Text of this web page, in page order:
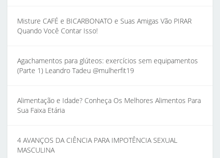
Misture CAFÉ e BICARBONATO e Suas Amigas Vão PIRAR
Quando Você Contar Isso!
Agachamentos para glúteos: exercícios sem equipamentos
(Parte 1) Leandro Tadeu @mulherfit19
Alimentação e Idade? Conheça Os Melhores Alimentos Para
Sua Faixa Etária
4 AVANÇOS DA CIÊNCIA PARA IMPOTÊNCIA SEXUAL
MASCULINA